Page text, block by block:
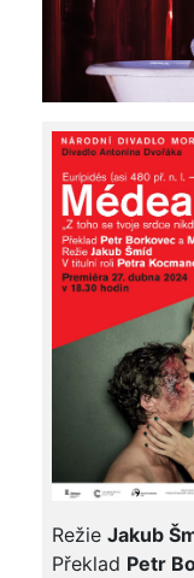
Režie Jakub
Překlad Petr